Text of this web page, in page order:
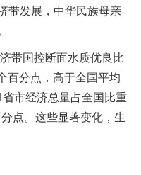
带发展，中华民族母亲
国控断面水质优良比
百分点，高于全国平均
市经济总量占全国比重
点。这些显著变化，生